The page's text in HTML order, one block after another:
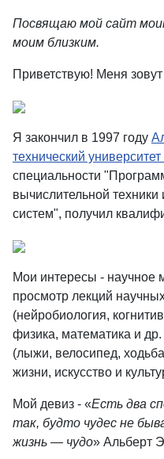
Посвящаю мой сайт
моим близким.
Приветствую! Меня
Я закончил в 1997 году
технический
специальности
вычислительной
систем", получил
Мои интересы - научное
просмотр лекций
(нейробиология,
физика, математика и
(лыжи, велосипед,
жизни, искусство и
Мой девиз - «Есть два
так, будто чудес не
жизнь — чудо» Альберт